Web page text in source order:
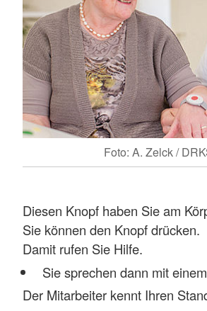
Foto: A. Zelck /
Diesen Knopf haben Sie am
Sie können den Knopf drücken.
Damit rufen Sie Hilfe.
Sie sprechen dann mit
Der Mitarbeiter kennt Ihren